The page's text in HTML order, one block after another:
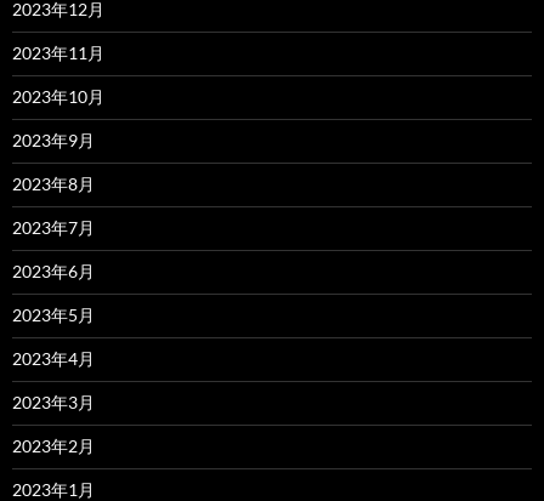
2023年12月
2023年11月
2023年10月
2023年9月
2023年8月
2023年7月
2023年6月
2023年5月
2023年4月
2023年3月
2023年2月
2023年1月